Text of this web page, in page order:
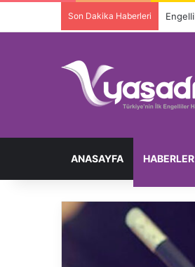
Son Dakika Haberleri
ANASAYFA HABERLER